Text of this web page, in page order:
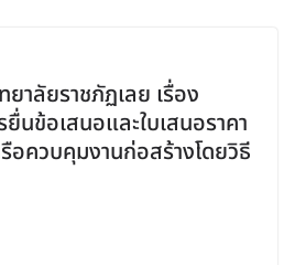
าลัยราชภัฏเลย เรื่อง
นข้อเสนอและใบเสนอราคา
ควบคุมงานก่อสร้างโดยวิธี